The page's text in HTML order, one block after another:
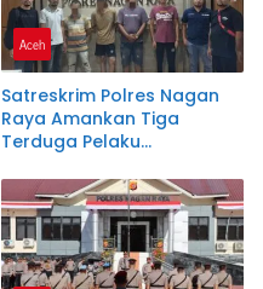
Aceh
Satreskrim Polres Nagan
Raya Amankan Tiga
Terduga Pelaku
Bersubsidi dan Bio Solar
Bersubsidi.